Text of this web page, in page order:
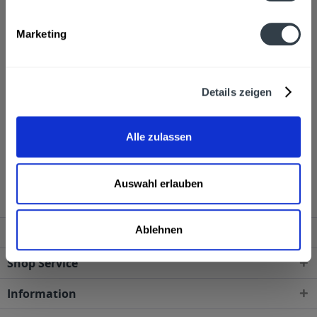
Marketing
Details zeigen
Alle zulassen
Auswahl erlauben
Ablehnen
35,0% volmehr
Kunden haben sich ebenfalls angesehen
Radeberger Kräuterlikör 24 x 0,04l wird in den
folgenden Regionen, Städten, Orten und Postleitzahl-
Shop Service
Information